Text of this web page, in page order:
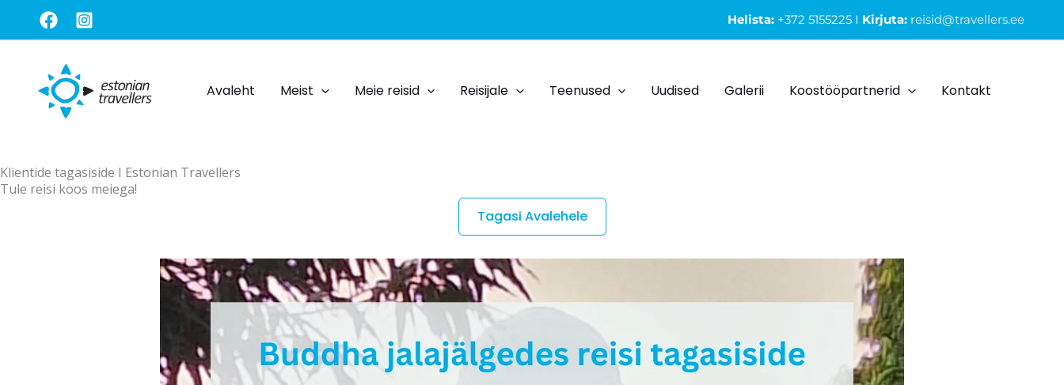
Helista: +372 5155225 I Kirjuta: reisid@travellers.ee
Avaleht Meist Meie reisid Reisijale Teenused Uudised Galerii Koostööpartnerid Kontakt
Klientide tagasiside I Estonian Travellers
Tule reisi koos meiega!
Tagasi Avalehele